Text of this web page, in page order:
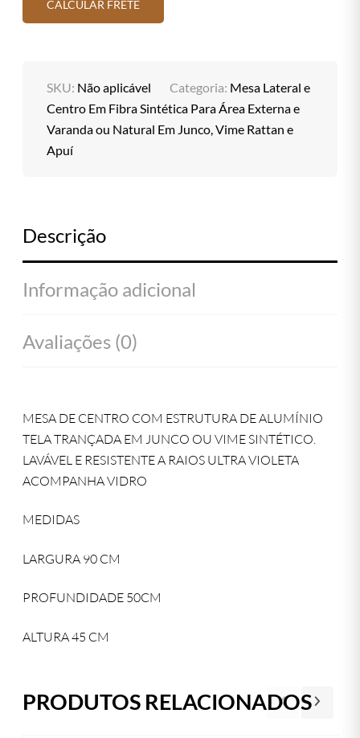
SKU: Não aplicável Categoria: Mesa Lateral e
Centro Em Fibra Sintética Para Área Externa e
Varanda ou Natural Em Junco, Vime Rattan e
Apuí
Descrição
Informação adicional
Avaliações (0)
MESA DE CENTRO COM ESTRUTURA DE ALUMÍNIO
TELA TRANÇADA EM JUNCO OU VIME SINTÉTICO.
LAVÁVEL E RESISTENTE A RAIOS ULTRA VIOLETA
ACOMPANHA VIDRO
MEDIDAS
LARGURA 90 CM
PROFUNDIDADE 50CM
ALTURA 45 CM
PRODUTOS RELACIONADOS